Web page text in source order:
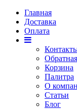
Главная
Доставка
Оплата
Корзина
Палитра
О
Статьи
Блог